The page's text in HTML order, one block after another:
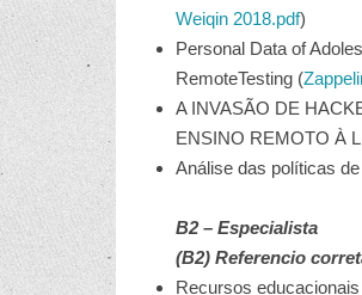
Weiqin 2018.pdf)
Personal Data of
RemoteTesting (
A INVASÃO DE
ENSINO REMOTO À
Análise das políticas
B2 – Especialista
(B2) Referencio
Recursos